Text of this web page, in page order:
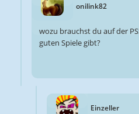
onilink82
wozu brauchst du auf der
guten Spiele gibt?
Einzeller